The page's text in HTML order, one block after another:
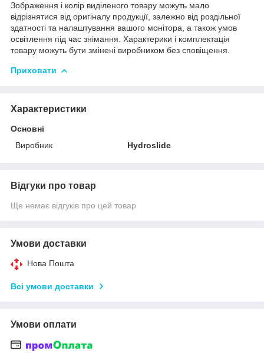
Зображення і колір виділеного товару можуть мало
відрізнятися від оригіналу продукції, залежно від роздільної
здатності та налаштування вашого монітора, а також умов
освітлення під час знімання. Характерики і комплектація
товару можуть бути змінені виробником без сповіщення.
Приховати
Характеристики
Основні
Виробник
Hydroslide
Відгуки про товар
Ще немає відгуків про цей товар
Умови доставки
Нова Пошта
Всі умови доставки
Умови оплати